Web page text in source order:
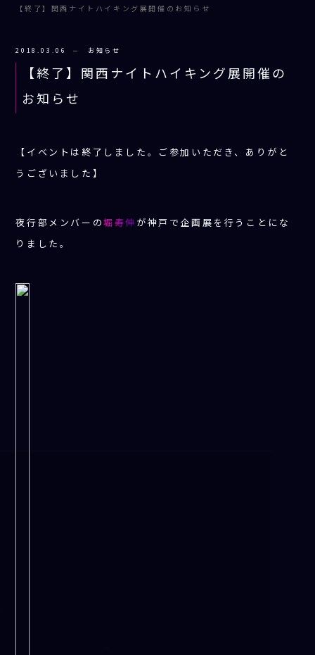
【終了】関西ナイトハイキング展開催のお知らせ
2018.03.06 お知らせ
【終了】関西ナイトハイキング展開催の
お知らせ
【イベントは終了しました。ご参加いただき、ありがと
うございました】
夜行部メンバーの堀寿伸 が神戸で企画展を行うことにな
りました。